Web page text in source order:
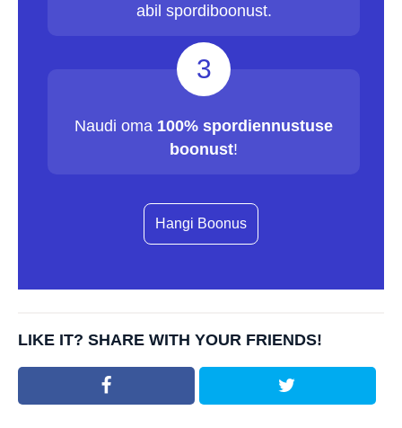
abil spordiboonust.
3
Naudi oma 100% spordiennustuse
boonust!
Hangi Boonus
LIKE IT? SHARE WITH YOUR FRIENDS!